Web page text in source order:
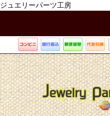
ジュエリーパーツ工房